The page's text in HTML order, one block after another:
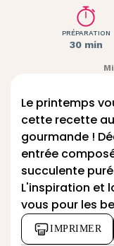
PRÉPARATION
30 min
Le printemps
cette recette
gourmande !
entrée
succulente
L'inspiration et
vous pour les
IMPRIMER